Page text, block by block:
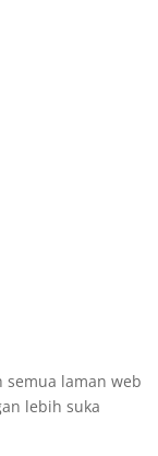
semua laman web
lebih suka